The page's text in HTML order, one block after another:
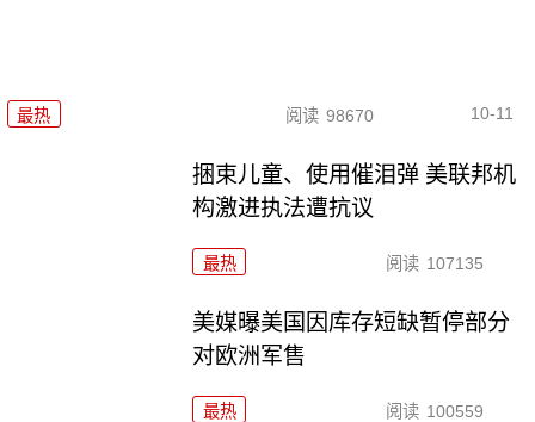
最热 阅读 98670 10-11
捆束儿童、使用催泪弹 美联邦机
构激进执法遭抗议
最热 阅读 107135
美媒曝美国因库存短缺暂停部分
对欧洲军售
最热 阅读 100559